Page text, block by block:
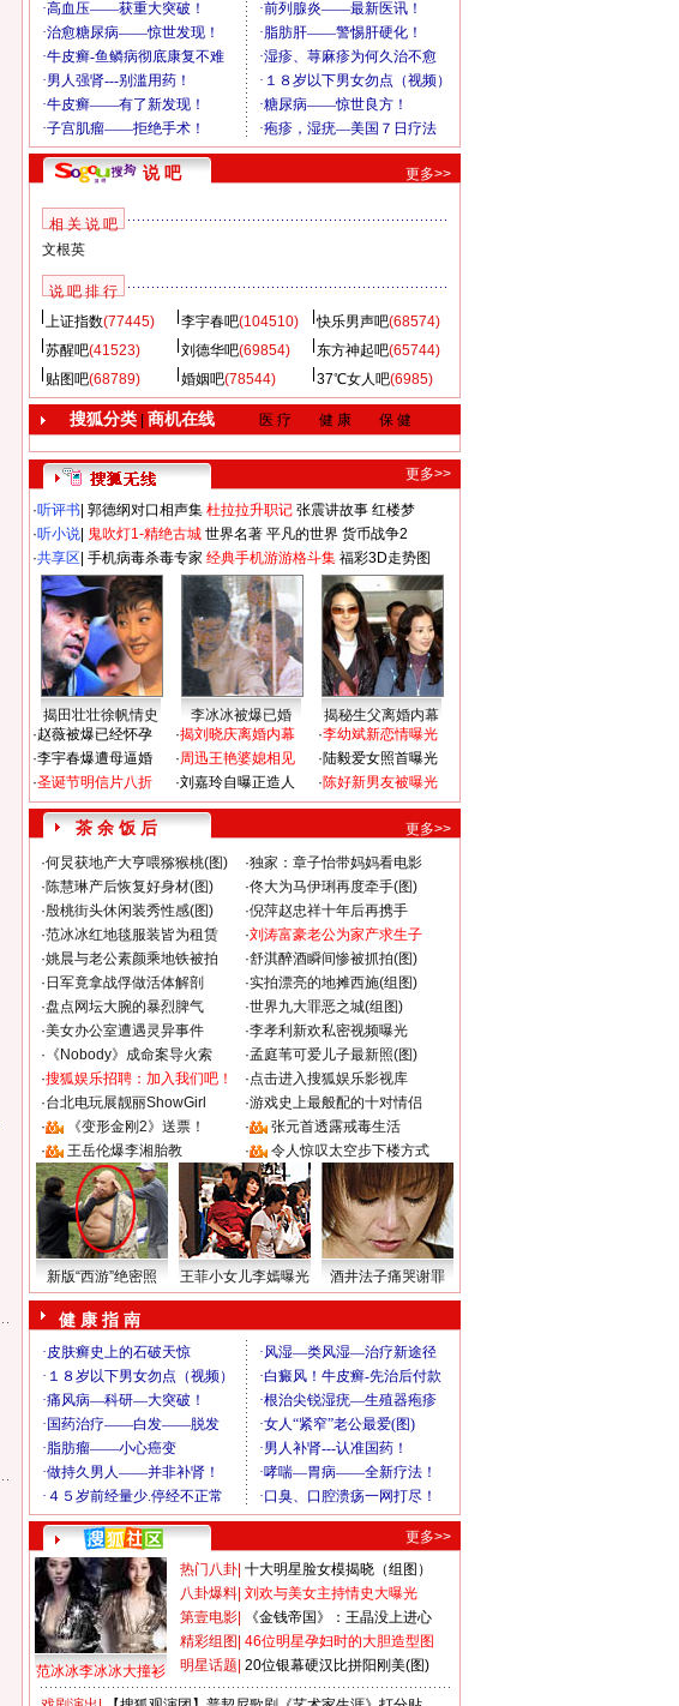
说 吧 更多>>
相 关 说 吧
文根英
说 吧 排 行
上证指数(77445) 李宇春吧(104510) 快乐男声吧(68574)
苏醒吧(41523) 刘德华吧(69854) 东方神起吧(65744)
贴图吧(68789) 婚姻吧(78544) 37℃女人吧(6985)
搜狐分类| 商机在线 医 疗 健 康 保 健
更多>>
·听评书 郭德纲对口相声集 杜拉拉升职记 张震讲故事 红楼梦
·听小说 鬼吹灯1-精绝古城 世界名著 平凡的世界 货币战争2
·共享区 手机病毒杀毒专家 经典手机游游格斗集 福彩3D走势图
揭田壮壮徐帆情史 李冰冰被爆已婚
揭秘生父离婚内幕
·赵薇被爆已经怀孕
·李宇春爆遭母逼婚
·圣诞节明信片八折
·揭刘晓庆离婚内幕
·周迅王艳婆媳相见
·刘嘉玲自曝正造人
·李幼斌新恋情曝光
·陆毅爱女照首曝光
·陈好新男友被曝光
茶 余 饭 后
更多>>
·何炅获地产大亨喂猕猴桃(图) ·独家：章子怡带妈妈看电影
·陈慧琳产后恢复好身材(图) ·佟大为马伊琍再度牵手(图)
·殷桃街头休闲装秀性感(图) ·倪萍赵忠祥十年后再携手
·范冰冰红地毯服装皆为租赁 ·刘涛富豪老公为家产求生子
·姚晨与老公素颜乘地铁被拍 ·舒淇醉酒瞬间惨被抓拍(图)
· 日军竟拿战俘做活体解剖 ·实拍漂亮的地摊西施(组图)
·盘点网坛大腕的暴烈脾气 ·世界九大罪恶之城(组图)
·美女办公室遭遇灵异事件 ·李孝利新欢私密视频曝光
· 《Nobody》成命案导火索 ·孟庭苇可爱儿子最新照(图)
·搜狐娱乐招聘：加入我们吧！ ·点击进入搜狐娱乐影视库
·台北电玩展靓丽ShowGirl ·游戏史上最般配的十对情侣
·
《变形金刚2》送票！ ·
张元首透露戒毒生活
·
王岳伦爆李湘胎教 · 令人惊叹太空步下楼方式
新版“西游”绝密照 王菲小女儿李嫣曝光 酒井法子痛哭谢罪
健 康 指 南
更多>>
范冰冰李冰冰大撞衫
热门八卦 十大明星脸女模揭晓（组图）
八卦爆料 刘欢与美女主持情史大曝光
第壹电影
《金钱帝国》：王晶没上进心
精彩组图 46位明星孕妇时的大胆造型图
明星话题 20位银幕硬汉比拼阳刚美(图)